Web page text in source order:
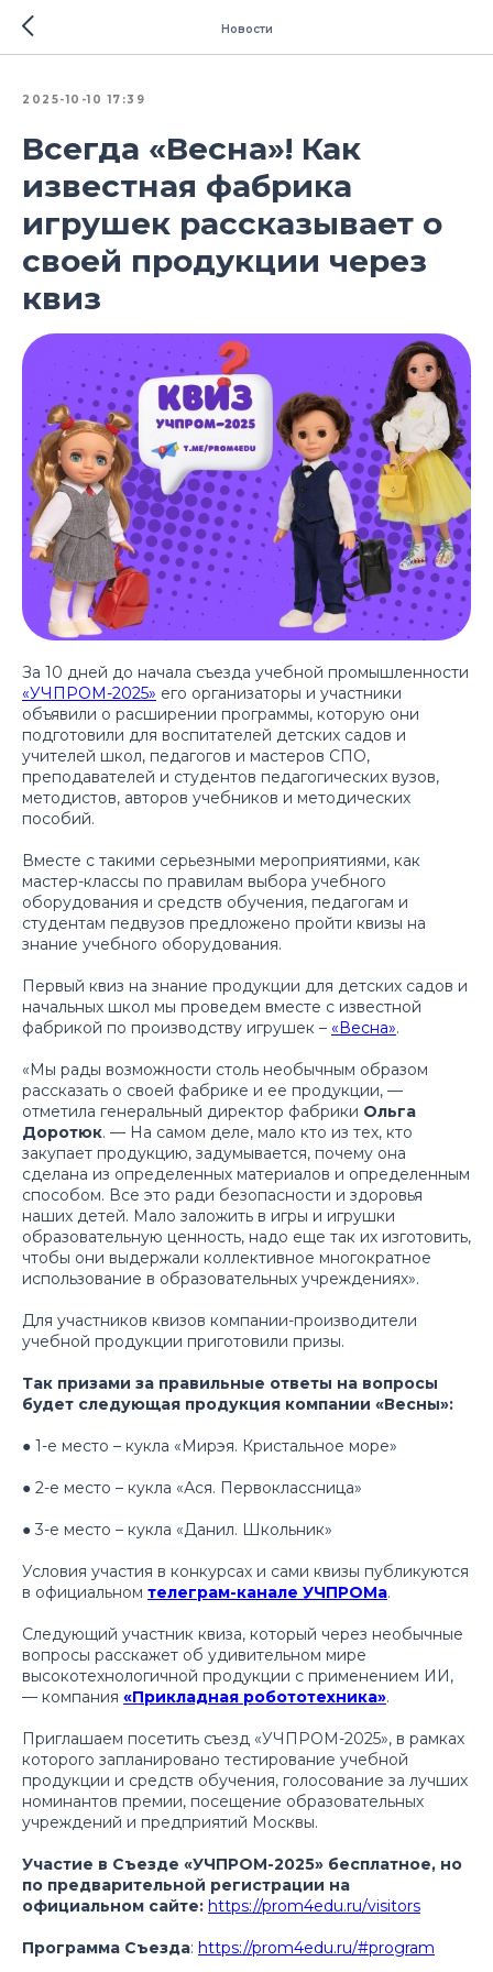
Новости
2025-10-10 17:39
Всегда «Весна»! Как
известная фабрика
игрушек рассказывает о
своей продукции через
квиз
За 10 дней до начала съезда учебной промышленности
«УЧПРОМ-2025» его организаторы и участники
объявили о расширении программы, которую они
подготовили для воспитателей детских садов и
учителей школ, педагогов и мастеров СПО,
преподавателей и студентов педагогических вузов,
методистов, авторов учебников и методических
пособий.
Вместе с такими серьезными мероприятиями, как
мастер-классы по правилам выбора учебного
оборудования и средств обучения, педагогам и
студентам педвузов предложено пройти квизы на
знание учебного оборудования.
Первый квиз на знание продукции для детских садов и
начальных школ мы проведем вместе с известной
фабрикой по производству игрушек – «Весна».
«Мы рады возможности столь необычным образом
рассказать о своей фабрике и ее продукции, —
отметила генеральный директор фабрики Ольга
Доротюк. — На самом деле, мало кто из тех, кто
закупает продукцию, задумывается, почему она
сделана из определенных материалов и определенным
способом. Все это ради безопасности и здоровья
наших детей. Мало заложить в игры и игрушки
образовательную ценность, надо еще так их изготовить,
чтобы они выдержали коллективное многократное
использование в образовательных учреждениях».
Для участников квизов компании-производители
учебной продукции приготовили призы.
Так призами за правильные ответы на вопросы
будет следующая продукция компании «Весны»:
● 1-е место – кукла «Мирэя. Кристальное море»
● 2-е место – кукла «Ася. Первоклассница»
● 3-е место – кукла «Данил. Школьник»
Условия участия в конкурсах и сами квизы публикуются
в официальном телеграм-канале УЧПРОМа.
Следующий участник квиза, который через необычные
вопросы расскажет об удивительном мире
высокотехнологичной продукции с применением ИИ,
— компания «Прикладная робототехника».
Приглашаем посетить съезд «УЧПРОМ-2025», в рамках
которого запланировано тестирование учебной
продукции и средств обучения, голосование за лучших
номинантов премии, посещение образовательных
учреждений и предприятий Москвы.
Участие в Съезде «УЧПРОМ-2025» бесплатное, но
по предварительной регистрации на
официальном сайте: https://prom4edu.ru/visitors
Программа Съезда: https://prom4edu.ru/#program